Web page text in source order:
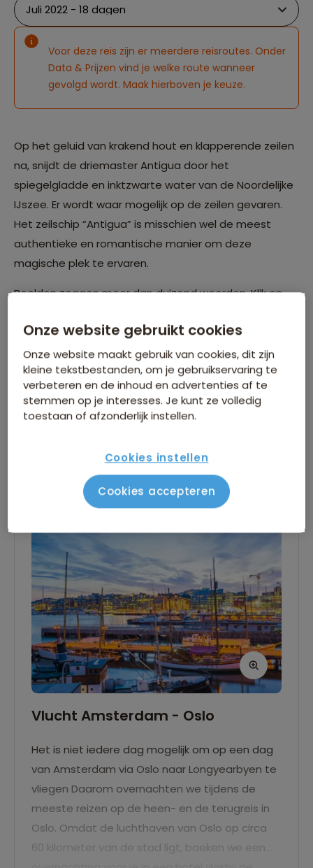
Voor deze reis zijn er meerdere reisroutes. Onder
Data & Prijzen vind je welke route wanneer
gevolgd wordt. Maak hierboven je keuze.
Op het geluid van krakend hout en klapperende zeilen
na, snijdt de driemaster Antigua door het
spiegelgladde en inktzwarte water van de Noordelijke
IJszee. Er wordt waar mogelijk op de zeilen gevaren.
Het zeilschip “Antigua” is misschien wel de meest
authentieke en romantische manier om deze
magische plek te ervaren.
Beelden zeggen meer dan duizend woorden. Klik op
een reis met de Antigua naar Spitsbergen:
Met de Antigua rond Spitsbergen in “Columbus
Magazine”
Dag 1
Vlucht Amsterdam - Oslo
Het is niet iedere dag mogelijk om op een dag
van Amsterdam via Oslo naar Longyearbyen te
vliegen Daarom overnachten we tijdens de
meeste reizen op de heen- en de terugreis in
Oslo. Omdat de luchthaven van Oslo op circa
60 kilometer van de stad ligt, boeken we een
Onze website gebruikt cookies
Onze website maakt gebruik van cookies, dit zijn
kleine tekstbestanden, om je gebruikservaring te
verbeteren en de inhoud en advertenties af te
stemmen op je interesses. Je kunt ze volledig
toestaan of afzonderlijk instellen.
Cookies instellen
Cookies accepteren